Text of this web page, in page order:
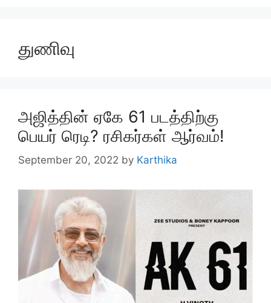
துணிவு
அஜித்தின் ஏகே 61 படத்திற்கு
பெயர் ரெடி? ரசிகர்கள் ஆர்வம்!
September 20, 2022 by Karthika